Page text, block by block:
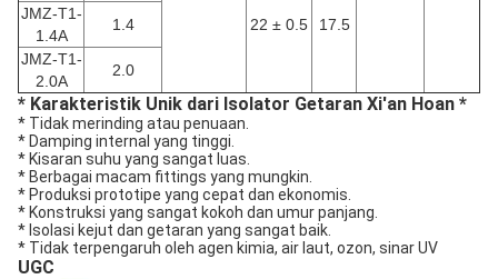
22 ± 0.5 17.5
JMZ-T1-
1.4A
1.4
JMZ-T1-
2.0A
2.0
* Karakteristik Unik dari Isolator Getaran Xi'an Hoan *
* Tidak merinding atau penuaan.
* Damping internal yang tinggi.
* Kisaran suhu yang sangat luas.
* Berbagai macam fittings yang mungkin.
* Produksi prototipe yang cepat dan ekonomis.
* Konstruksi yang sangat kokoh dan umur panjang.
* Isolasi kejut dan getaran yang sangat baik.
* Tidak terpengaruh oleh agen kimia, air laut, ozon, sinar UV
UGC